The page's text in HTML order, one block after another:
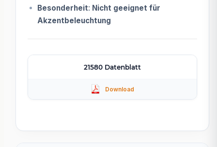
Besonderheit: Nicht geeignet für
Akzentbeleuchtung
21580 Datenblatt